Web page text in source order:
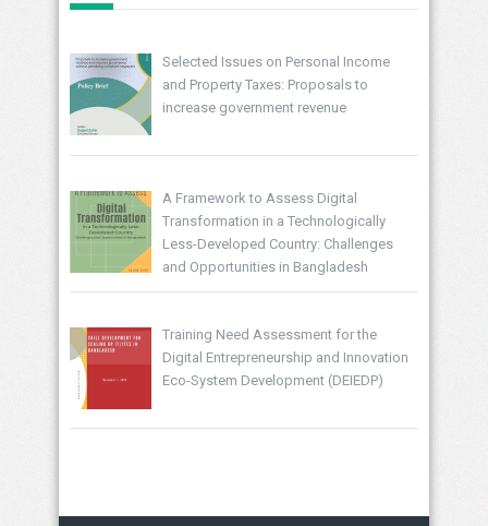
Selected Issues on Personal Income
and Property Taxes: Proposals to
increase government revenue
A Framework to Assess Digital
Transformation in a Technologically
Less-Developed Country: Challenges
and Opportunities in Bangladesh
Training Need Assessment for the
Digital Entrepreneurship and Innovation
Eco-System Development (DEIEDP)